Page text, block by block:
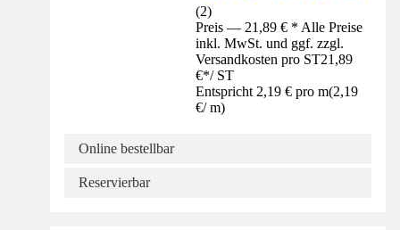
(2)
Preis — 21,89 € * Alle Preise
inkl. MwSt. und ggf. zzgl.
Versandkosten pro ST21,89
€*/ ST
Entspricht 2,19 € pro m(2,19
€/ m)
Online bestellbar
Reservierbar